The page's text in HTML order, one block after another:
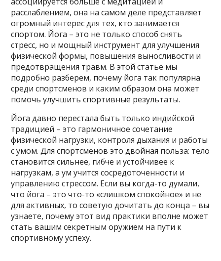
расслаблением, она на самом деле представляет
огромный интерес для тех, кто занимается
спортом. Йога – это не только способ снять
стресс, но и мощный инструмент для улучшения
физической формы, повышения выносливости и
предотвращения травм. В этой статье мы
подробно разберем, почему йога так популярна
среди спортсменов и каким образом она может
помочь улучшить спортивные результаты.
Йога давно перестала быть только индийской
традицией – это гармоничное сочетание
физической нагрузки, контроля дыхания и работы
с умом. Для спортсменов это двойная польза: тело
становится сильнее, гибче и устойчивее к
нагрузкам, а ум учится сосредоточенности и
управлению стрессом. Если вы когда-то думали,
что йога – это что-то «слишком спокойное» и не
для активных, то советую дочитать до конца – вы
узнаете, почему этот вид практики вполне может
стать вашим секретным оружием на пути к
спортивному успеху.